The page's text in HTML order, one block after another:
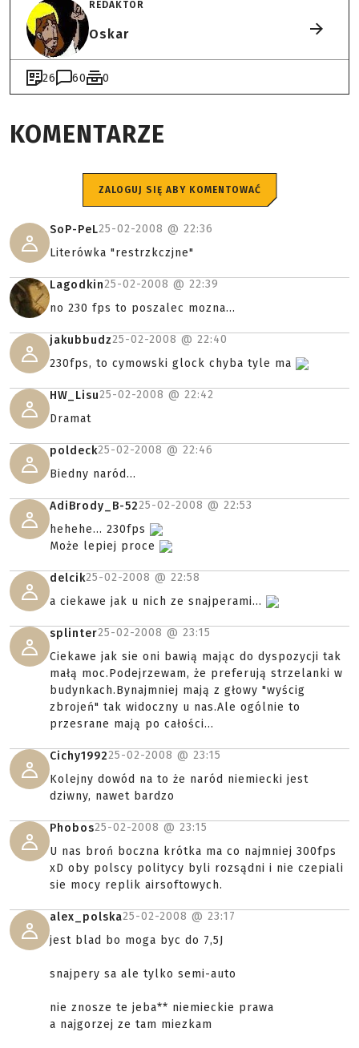
REDAKTOR
Oskar
26 60 0
KOMENTARZE
ZALOGUJ SIĘ ABY KOMENTOWAĆ
SoP-PeL25-02-2008 @ 22:36
Literówka "restrzkczjne"
Lagodkin25-02-2008 @ 22:39
no 230 fps to poszalec mozna...
jakubbudz25-02-2008 @ 22:40
230fps, to cymowski glock chyba tyle ma
HW_Lisu25-02-2008 @ 22:42
Dramat
poldeck25-02-2008 @ 22:46
Biedny naród...
AdiBrody_B-5225-02-2008 @ 22:53
hehehe... 230fps
Może lepiej proce
delcik25-02-2008 @ 22:58
a ciekawe jak u nich ze snajperami...
splinter25-02-2008 @ 23:15
Ciekawe jak sie oni bawią mając do dyspozycji tak
małą moc.Podejrzewam, że preferują strzelanki w
budynkach.Bynajmniej mają z głowy "wyścig
zbrojeń" tak widoczny u nas.Ale ogólnie to
przesrane mają po całości...
Cichy199225-02-2008 @ 23:15
Kolejny dowód na to że naród niemiecki jest
dziwny, nawet bardzo
Phobos25-02-2008 @ 23:15
U nas broń boczna krótka ma co najmniej 300fps
xD oby polscy politycy byli rozsądni i nie czepiali
sie mocy replik airsoftowych.
alex_polska25-02-2008 @ 23:17
jest blad bo moga byc do 7,5J
snajpery sa ale tylko semi-auto
nie znosze te jeba** niemieckie prawa
a najgorzej ze tam miezkam